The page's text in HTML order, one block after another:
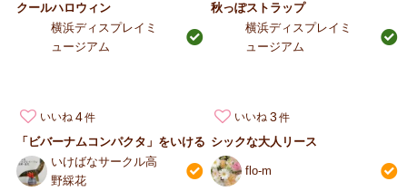
クールハロウィン
横浜ディスプレイミ
ュージアム
秋っぽストラップ
横浜ディスプレイミ
ュージアム
いいね 4
「ビバーナムコンパクタ」をいける
いけばなサークル高
野綵花
いいね 3
シックな大人リース
flo-m